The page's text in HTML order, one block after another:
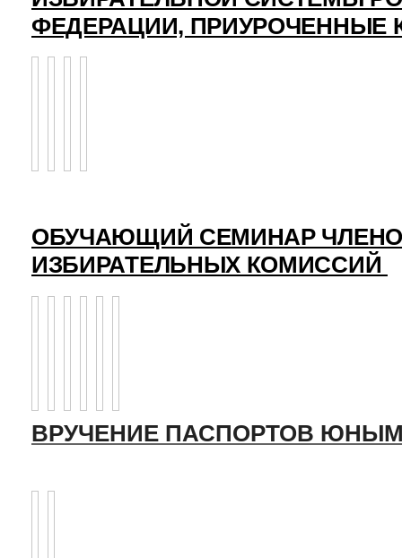
ФЕДЕРАЦИИ, ПРИУРОЧЕННЫЕ
ОБУЧАЮЩИЙ СЕМИНАР
ИЗБИРАТЕЛЬНЫХ КОМИССИЙ
ВРУЧЕНИЕ ПАСПОРТОВ